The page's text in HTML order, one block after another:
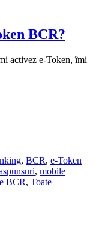
BCR?
activez e-Token, îmi
, BCR, e-Token
, mobile
BCR, Toate